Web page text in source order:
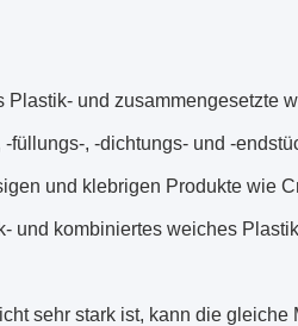
Plastik- und zusammengesetzte
füllungs-, -dichtungs- und -
und klebrigen Produkte wie
und kombiniertes weiches
sehr stark ist, kann die gleiche